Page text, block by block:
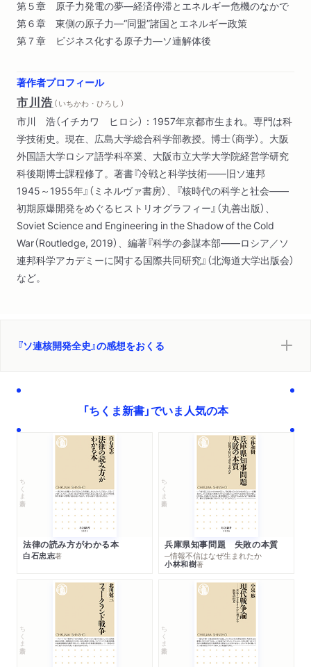
第５章 原子力発電の夢―経済停滞とエネルギー危機のなかで
第６章 東側の原子力―“同盟”諸国とエネルギー政策
第７章 ビジネス化する原子力―ソ連解体後
著作者プロフィール
市川浩 （ いちかわ・ひろし ）
市川 浩（イチカワ ヒロシ）：1957年京都市生まれ。専門は科
学技術史。現在、広島大学総合科学部教授。博士（商学）。大阪
外国語大学ロシア語学科卒業、大阪市立大学大学院経営学研究
科後期博士課程修了。著書『冷戦と科学技術――旧ソ連邦
1945～1955年』（ミネルヴァ書房）、『核時代の科学と社会――
初期原爆開発をめぐるヒストリオグラフィー』（丸善出版）、
Soviet Science and Engineering in the Shadow of the Cold
War（Routledge, 2019）、編著『科学の参謀本部――ロシア／ソ
連邦科学アカデミーに関する国際共同研究』（北海道大学出版会）
など。
『ソ連核開発全史』の感想をおくる
「ちくま新書」でいま人気の本
ちくま新書
法律の読み方がわかる本
白石忠志著
ちくま新書
兵庫県知事問題 失敗の本質
─情報不信はなぜ生まれたか
小林和樹著
ちくま新書 ちくま新書